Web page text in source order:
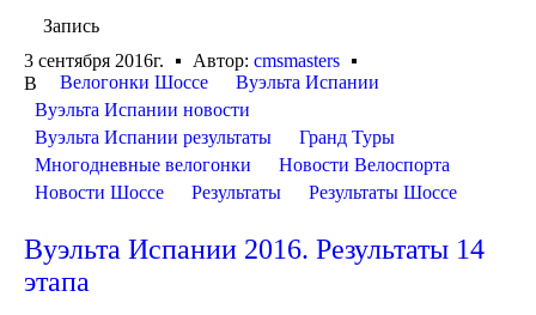
Запись
3 сентября 2016г.
Автор: cmsmasters
В
Велогонки Шоссе
Вуэльта Испании
Вуэльта Испании новости
Вуэльта Испании результаты
Гранд Туры
Многодневные велогонки
Новости Велоспорта
Новости Шоссе
Результаты Результаты Шоссе
Вуэльта Испании 2016. Результаты 14
этапа